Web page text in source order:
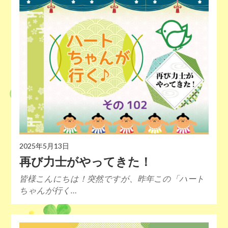
2025年5月13日
再び力士がやってきた！
皆様こんにちは！突然ですが、昨年この「ハート
ちゃんが行く…